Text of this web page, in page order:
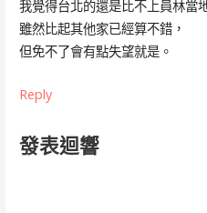
我覺得台北的還是比不上員林當
雖然比起其他家已經算不錯，
但免不了會有點失望就是。
Reply
發表迴響